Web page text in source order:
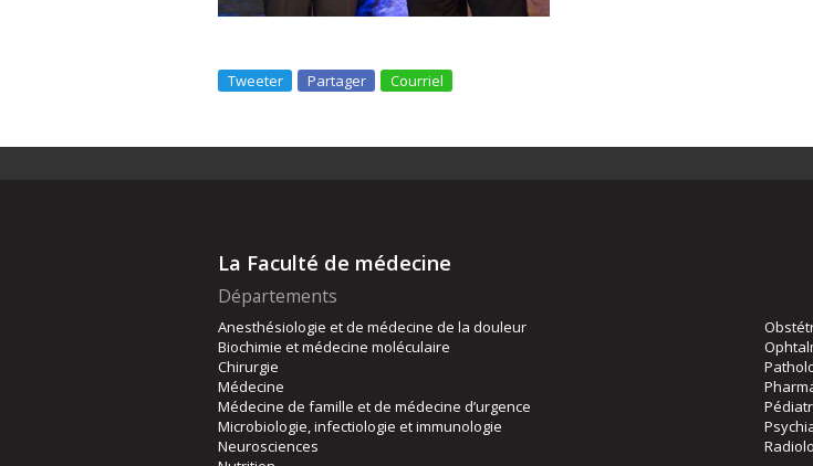
Tweeter Partager Courriel
La Faculté de médecine
Départements
Anesthésiologie et de médecine de la douleur
Biochimie et médecine moléculaire
Chirurgie
Médecine
Médecine de famille et de médecine d’urgence
Microbiologie, infectiologie et immunologie
Neurosciences